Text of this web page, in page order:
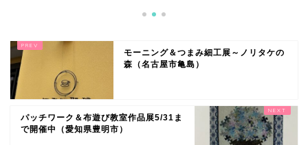
モーニング＆つまみ細工展～ノリタケの
森（名古屋市亀島）
パッチワーク＆布遊び教室作品展5/31ま
で開催中（愛知県豊明市）